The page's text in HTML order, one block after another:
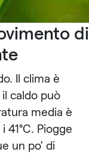
di
Il clima è
caldo può
media è
41°C. Piogge
un po' di